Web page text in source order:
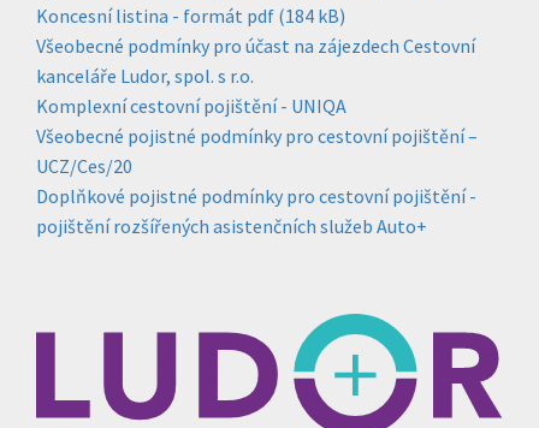
Koncesní listina - formát pdf (184 kB)
Všeobecné podmínky pro účast na zájezdech Cestovní
kanceláře Ludor, spol. s r.o.
Komplexní cestovní pojištění - UNIQA
Všeobecné pojistné podmínky pro cestovní pojištění –
UCZ/Ces/20
Doplňkové pojistné podmínky pro cestovní pojištění -
pojištění rozšířených asistenčních služeb Auto+